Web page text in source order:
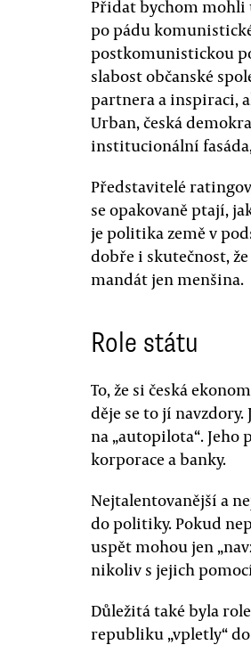
Přidat bychom mohli
po pádu
postkomunistickou
slabost občanské
partnera a inspiraci,
Urban, česká
institucionální
Představitelé
se opakovaně ptají,
je politika země v
dobře i skutečnost,
mandát jen menšina.
Role státu
To, že si česká
děje se to jí
na „autopilota“.
korporace a banky.
Nejtalentovanější a
do politiky. Pokud
uspět mohou jen
nikoliv s jejich
Důležitá také byla
republiku „vpletly“